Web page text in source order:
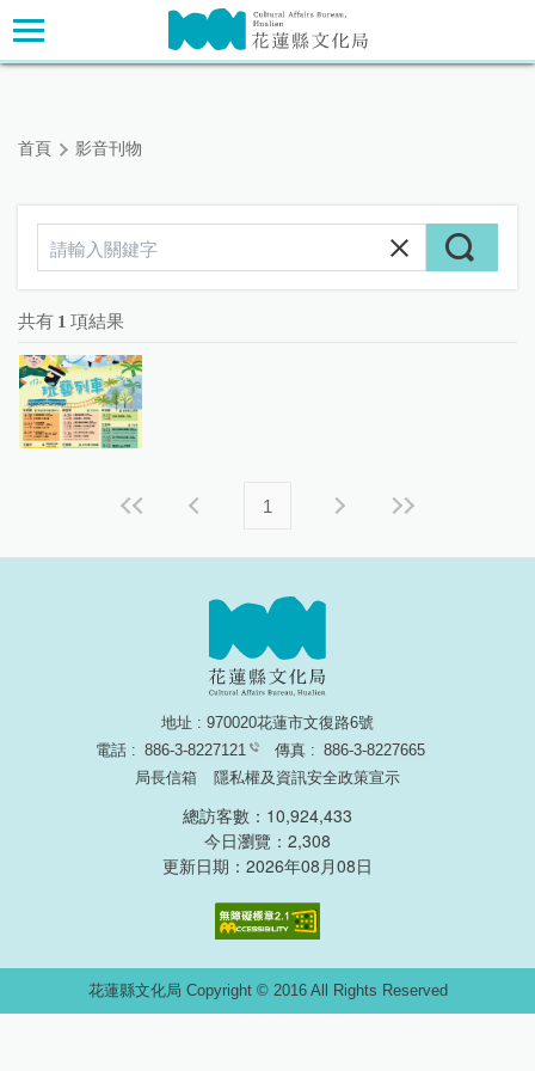
跳
到
主
主要內容區塊
首頁 影音刊物
共有 1 項結果
1
地址 : 970020花蓮市文復路6號
電話 : 886-3-8227121 傳真 : 886-3-8227665
局長信箱
隱私權及資訊安全政策宣示
總訪客數：10,924,433
今日瀏覽：2,308
更新日期：2026年08月08日
花蓮縣文化局 Copyright © 2016 All Rights Reserved